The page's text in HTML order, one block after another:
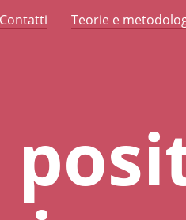
Contatti Teorie e